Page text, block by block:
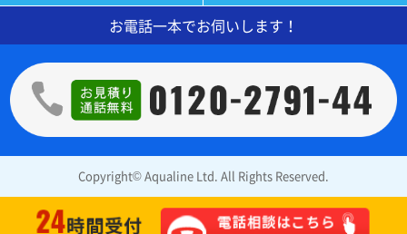
お電話一本でお伺いします！
Copyright© Aqualine Ltd. All Rights Reserved.